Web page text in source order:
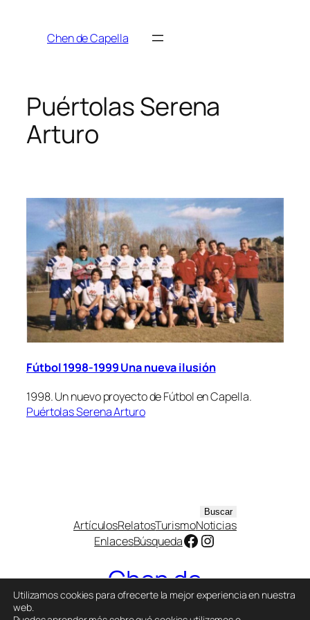
contenidoChen de Capella
Puértolas Serena
Arturo
Fútbol 1998-1999 Una nueva ilusión
1998. Un nuevo proyecto de Fútbol en Capella.
Puértolas Serena Arturo
Buscar
ArtículosRelatosTurismoNoticias
EnlacesBúsquedaFacebook Instagram
Chen de
Capella
Utilizamos cookies para ofrecerte la mejor experiencia en nuestra
web.